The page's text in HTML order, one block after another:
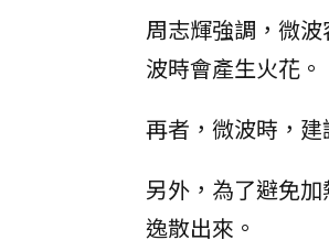
周志輝強調，微
波時會產生火花。
再者，微波時，
另外，為了避免
逸散出來。